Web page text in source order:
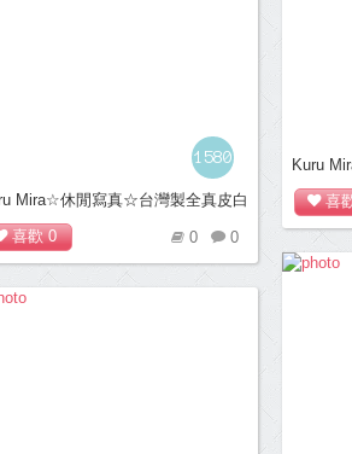
Kuru
底樂福
喜
1580
Mira☆休閒寫真☆台灣製全真皮白
福休閒鞋＊黃
喜歡0 0
0